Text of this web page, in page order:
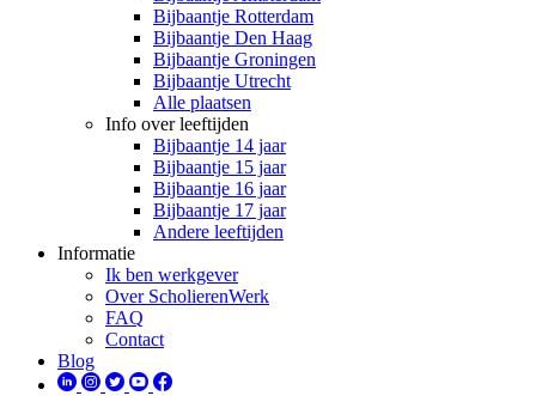
Bijbaantje Rotterdam
Bijbaantje Den Haag
Bijbaantje Groningen
Bijbaantje Utrecht
Alle plaatsen
Info over leeftijden
Bijbaantje 14 jaar
Bijbaantje 15 jaar
Bijbaantje 16 jaar
Bijbaantje 17 jaar
Andere leeftijden
Informatie
Ik ben werkgever
Over ScholierenWerk
FAQ
Contact
Blog